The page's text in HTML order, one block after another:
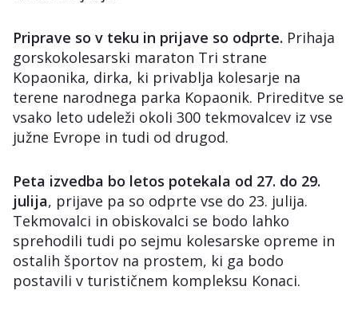
Priprave so v teku in prijave so odprte. Prihaja
gorskokolesarski maraton Tri strane
Kopaonika, dirka, ki privablja kolesarje na
terene narodnega parka Kopaonik. Prireditve se
vsako leto udeleži okoli 300 tekmovalcev iz vse
južne Evrope in tudi od drugod.
Peta izvedba bo letos potekala od 27. do 29.
julija, prijave pa so odprte vse do 23. julija.
Tekmovalci in obiskovalci se bodo lahko
sprehodili tudi po sejmu kolesarske opreme in
ostalih športov na prostem, ki ga bodo
postavili v turističnem kompleksu Konaci.